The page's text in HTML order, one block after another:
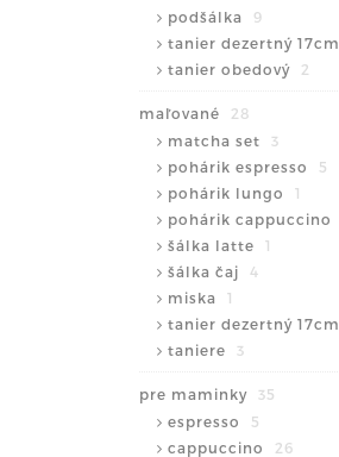
podšálka
9
tanier dezertný 17cm
tanier obedový
2
maľované
28
matcha set
3
pohárik espresso
5
pohárik lungo
1
pohárik cappuccino
šálka latte
1
šálka čaj
4
miska
1
tanier dezertný 17cm
taniere
3
pre maminky
35
espresso
5
cappuccino
26